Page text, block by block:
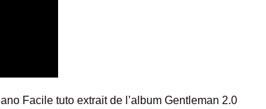
Facile tuto extrait de l’album Gentleman 2.0